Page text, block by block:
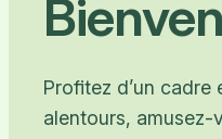
Profitez d’un
alentours,